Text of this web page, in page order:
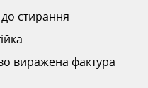
до стирання
виражена фактура